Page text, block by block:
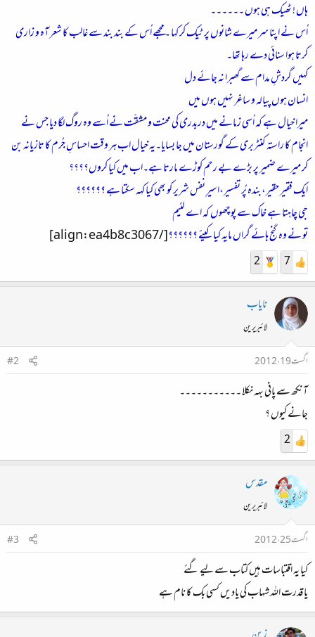
ہاں ! ٹھیک ہی ہوں ۔۔۔۔۔۔
اُس نے اپنا سر میرے شانوں پر ٹیک کر کہا ۔مجھے اُس کے بند بند سے غالب کا شعر آہ و زاری
کرتا ہوا سنائی دے رہا تھا۔
کہیں گردشِ مدام سے گھبرا نہ جائے دل
انسان ہوں پیالہ و ساغر نہیں ہوں میں
میرا خیال ہے کہ اُسی زمانے میں دربدری کی محنت و مشقّت نے اُسے وہ روگ لگا دیا جس نے
انجام کا راستہ کنٹربری کے گورستان میں جا بسایا۔یہ خیال اب ہر وقت احساسِ جُرم کا تازیانہ بن
کر میرے ضمیر پر بڑے بے رحم کوڑے مارتا ہے۔اب میں کیا کروں؟؟؟؟
ایک فقیر حقیر،بندہ پُر تفسیر،اسیرِ نفس شریر کو بھی کیا کہہ سکتا ہے ؟؟؟؟؟؟
جی چاہتا ہے خاک سے پوچھوں کہ اے لئیم
تو نے وہ گنج ہائے گراں مایہ کیا کیئے ؟؟؟؟؟؟[/align:ea4b8c3067]
7
2
نایاب
لائبریرین
اگست 19، 2012
#2
آنکھ سے پانی بہہ نکلا ۔۔۔۔۔۔۔۔۔۔۔
جانے کیوں ؟
2
مقدس
لائبریرین
اگست 25، 2012
#3
کیا یہ اقتباسات ہیں کتاب سے لیے گئے
یا قدرت اللہ شہاب کی یادیں کسی بک کا نام ہے